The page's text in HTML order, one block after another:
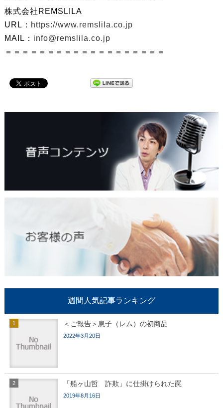
株式会社REMSLILA
URL： https://www.remslila.co.jp
MAIL： info@remslila.co.jp
＝＝＝＝＝＝＝＝＝＝＝＝＝＝＝＝＝＝＝
週間人気記事ランキング
＜ご報告＞息子（レム）の初商品
2022年3月20日
「船ヶ山哲 詐欺」に仕掛けられた罠
2019年8月16日